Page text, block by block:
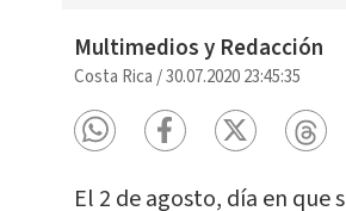
Multimedios y Redacción
Costa Rica /30.07.2020 23:45:35
El 2 de agosto, día en que